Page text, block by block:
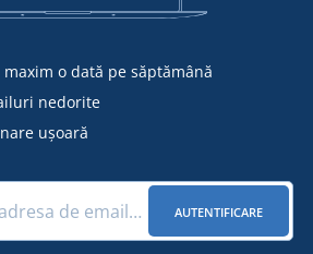
o dată pe săptămână
nedorite
ușoară
AUTENTIFICARE